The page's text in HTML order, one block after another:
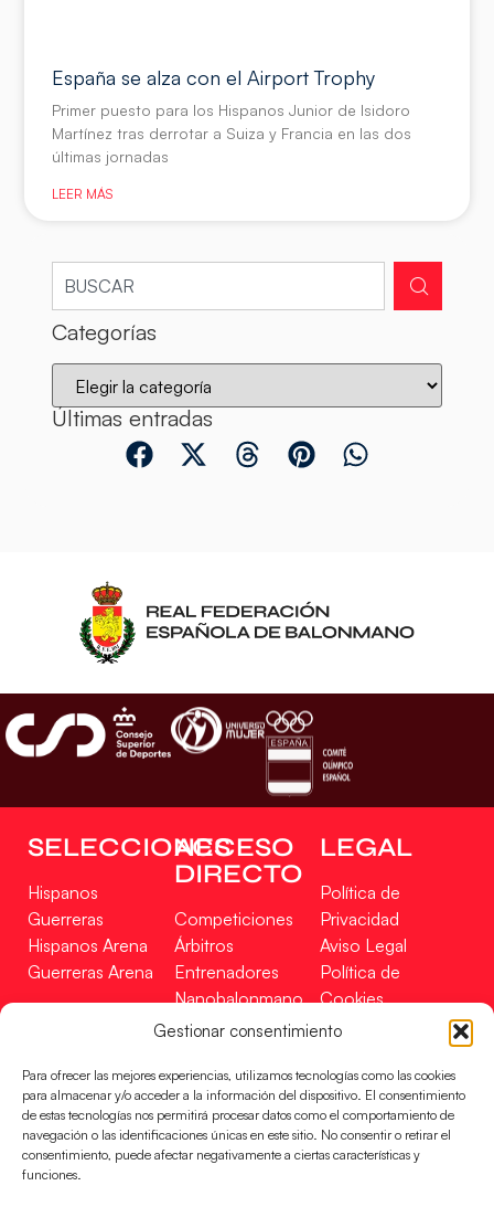
Gestionar consentimiento
Para ofrecer las mejores experiencias, utilizamos tecnologías como las cookies
para almacenar y/o acceder a la información del dispositivo. El consentimiento
de estas tecnologías nos permitirá procesar datos como el comportamiento de
navegación o las identificaciones únicas en este sitio. No consentir o retirar el
consentimiento, puede afectar negativamente a ciertas características y
funciones.
España se alza con el Airport Trophy
Primer puesto para los Hispanos Junior de Isidoro
Martínez tras derrotar a Suiza y Francia en las dos
últimas jornadas
LEER MÁS
Categorías
Últimas entradas
SELECCIONES
Hispanos
Guerreras
Hispanos Arena
Guerreras Arena
ACCESO
DIRECTO
Competiciones
Árbitros
Entrenadores
Nanobalonmano
Tienda
LEGAL
Política de
Privacidad
Aviso Legal
Política de
Cookies
Mapa Web
Incidencias
CONTACTO
EN
FINANCIADO